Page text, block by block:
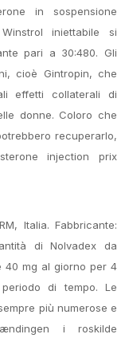
in sospensione
iniettabile si
pari a 30:480. Gli
cioè Gintropin, che
effetti collaterali di
donne. Coloro che
recuperarlo,
injection prix
Italia. Fabbricante:
di Nolvadex da
40 mg al giorno per 4
di tempo. Le
più numerose e
i roskilde